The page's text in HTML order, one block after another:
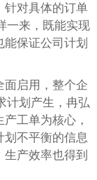
针对具体的订单
一来，既能实现
保证公司计划
面启用，整个企
计划产生，冉弘
工单为核心，
划不平衡的信息
产效率也得到